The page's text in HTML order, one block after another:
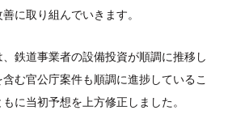
に取り組んでいきます。
鉄道事業者の設備投資が順調に推移し
む官公庁案件も順調に進捗しているこ
に当初予想を上方修正しました。